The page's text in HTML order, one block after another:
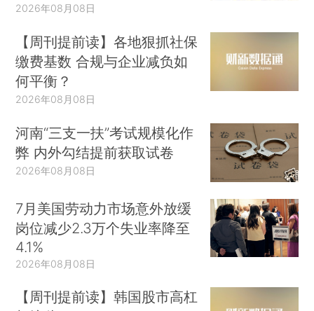
2026年08月08日
【周刊提前读】各地狠抓社保
缴费基数 合规与企业减负如
何平衡？
2026年08月08日
河南“三支一扶”考试规模化作
弊 内外勾结提前获取试卷
2026年08月08日
7月美国劳动力市场意外放缓
岗位减少2.3万个失业率降至
4.1%
2026年08月08日
【周刊提前读】韩国股市高杠